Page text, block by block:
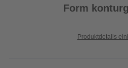
Form
Produktdetails